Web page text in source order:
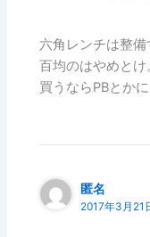
六角レンチは整備
百均のはやめとけ
買うならPBとかに
匿名
2017年3月21